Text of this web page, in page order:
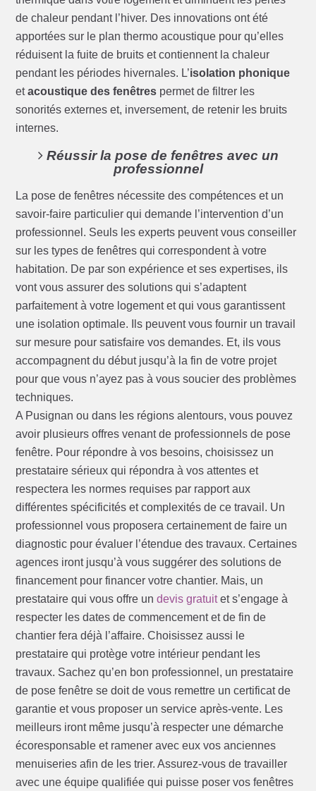
de chaleur pendant l’hiver. Des innovations ont été
apportées sur le plan thermo acoustique pour qu’elles
réduisent la fuite de bruits et contiennent la chaleur
pendant les périodes hivernales. L’isolation phonique
etacoustique des fenêtres permet de filtrer les
sonorités externes et, inversement, de retenir les bruits
internes.
Réussir la pose de fenêtres avec un
professionnel
La pose de fenêtres nécessite des compétences et un
savoir-faire particulier qui demande l’intervention d’un
professionnel. Seuls les experts peuvent vous conseiller
sur les types de fenêtres qui correspondent à votre
habitation. De par son expérience et ses expertises, ils
vont vous assurer des solutions qui s’adaptent
parfaitement à votre logement et qui vous garantissent
une isolation optimale. Ils peuvent vous fournir un travail
sur mesure pour satisfaire vos demandes. Et, ils vous
accompagnent du début jusqu’à la fin de votre projet
pour que vous n’ayez pas à vous soucier des problèmes
techniques.
A Pusignan ou dans les régions alentours, vous pouvez
avoir plusieurs offres venant de professionnels de pose
fenêtre. Pour répondre à vos besoins, choisissez un
prestataire sérieux qui répondra à vos attentes et
respectera les normes requises par rapport aux
différentes spécificités et complexités de ce travail. Un
professionnel vous proposera certainement de faire un
diagnostic pour évaluer l’étendue des travaux. Certaines
agences iront jusqu’à vous suggérer des solutions de
financement pour financer votre chantier. Mais, un
prestataire qui vous offre undevis gratuitet s’engage à
respecter les dates de commencement et de fin de
chantier fera déjà l’affaire. Choisissez aussi le
prestataire qui protège votre intérieur pendant les
travaux. Sachez qu’en bon professionnel, un prestataire
de pose fenêtre se doit de vous remettre un certificat de
garantie et vous proposer un service après-vente. Les
meilleurs iront même jusqu’à respecter une démarche
écoresponsable et ramener avec eux vos anciennes
menuiseries afin de les trier. Assurez-vous de travailler
avec une équipe qualifiée qui puisse poser vos fenêtres